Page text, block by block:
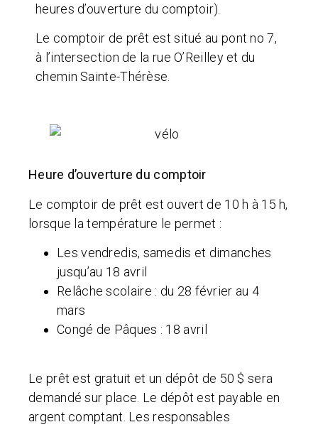
heures d’ouverture du comptoir).
Le comptoir de prêt est situé au pont no 7,
à l’intersection de la rue O’Reilley et du
chemin Sainte-Thérèse.
Heure d’ouverture du comptoir
Le comptoir de prêt est ouvert de 10 h à 15 h,
lorsque la température le permet :
Les vendredis, samedis et dimanches
jusqu’au 18 avril
Relâche scolaire : du 28 février au 4
mars
Congé de Pâques : 18 avril
Le prêt est gratuit et un dépôt de 50 $ sera
demandé sur place. Le dépôt est payable en
argent comptant. Les responsables